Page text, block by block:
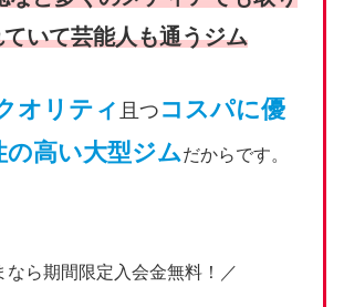
いて芸能人も通うジム
オリティ 且つ コスパに優
の高い大型ジムだからです。
なら期間限定入会金無料！／